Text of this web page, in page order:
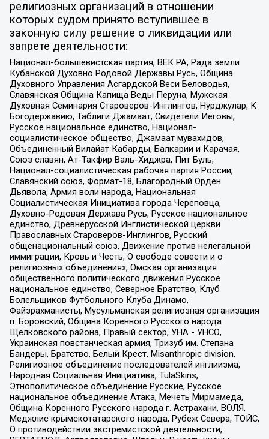
религиозных организаций в отношении
которых судом принято вступившее в
законную силу решение о ликвидации или
запрете деятельности:
Национал-большевистская партия, ВЕК РА, Рада земли
Кубанской Духовно Родовой Державы Русь, Община
Духовного Управления Асгардской Веси Беловодья,
Славянская Община Капища Веды Перуна, Мужская
Духовная Семинария Староверов-Инглингов, Нурджулар, К
Богодержавию, Таблиги Джамаат, Свидетели Иеговы,
Русское национальное единство, Национал-
социалистическое общество, Джамаат мувахидов,
Объединенный Вилайат Кабарды, Балкарии и Карачая,
Союз славян, Ат-Такфир Валь-Хиджра, Пит Буль,
Национал-социалистическая рабочая партия России,
Славянский союз, Формат-18, Благородный Орден
Дьявола, Армия воли народа, Национальная
Социалистическая Инициатива города Череповца,
Духовно-Родовая Держава Русь, Русское национальное
единство, Древнерусской Инглистической церкви
Православных Староверов-Инглингов, Русский
общенациональный союз, Движение против нелегальной
иммиграции, Кровь и Честь, О свободе совести и о
религиозных объединениях, Омская организация
общественного политического движения Русское
национальное единство, Северное Братство, Клуб
Болельщиков Футбольного Клуба Динамо,
Файзрахманисты, Мусульманская религиозная организация
п. Боровский, Община Коренного Русского народа
Щелковского района, Правый сектор, УНА - УНСО,
Украинская повстанческая армия, Тризуб им. Степана
Бандеры, Братство, Белый Крест, Misanthropic division,
Религиозное объединение последователей инглиизма,
Народная Социальная Инициатива, TulaSkins,
Этнополитическое объединение Русские, Русское
национальное объединение Атака, Мечеть Мирмамеда,
Община Коренного Русского народа г. Астрахани, ВОЛЯ,
Меджлис крымскотатарского народа, Рубеж Севера, ТОЙС,
О противодействии экстремистской деятельности,